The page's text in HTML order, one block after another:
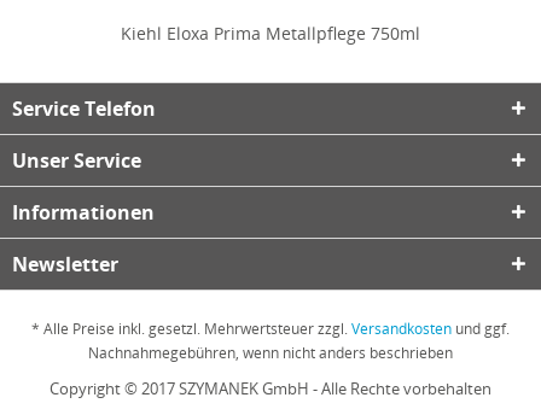
Kiehl Eloxa Prima Metallpflege 750ml
Service Telefon
Unser Service
Informationen
Newsletter
* Alle Preise inkl. gesetzl. Mehrwertsteuer zzgl.Versandkosten und ggf.
Nachnahmegebühren, wenn nicht anders beschrieben
Copyright © 2017 SZYMANEK GmbH - Alle Rechte vorbehalten